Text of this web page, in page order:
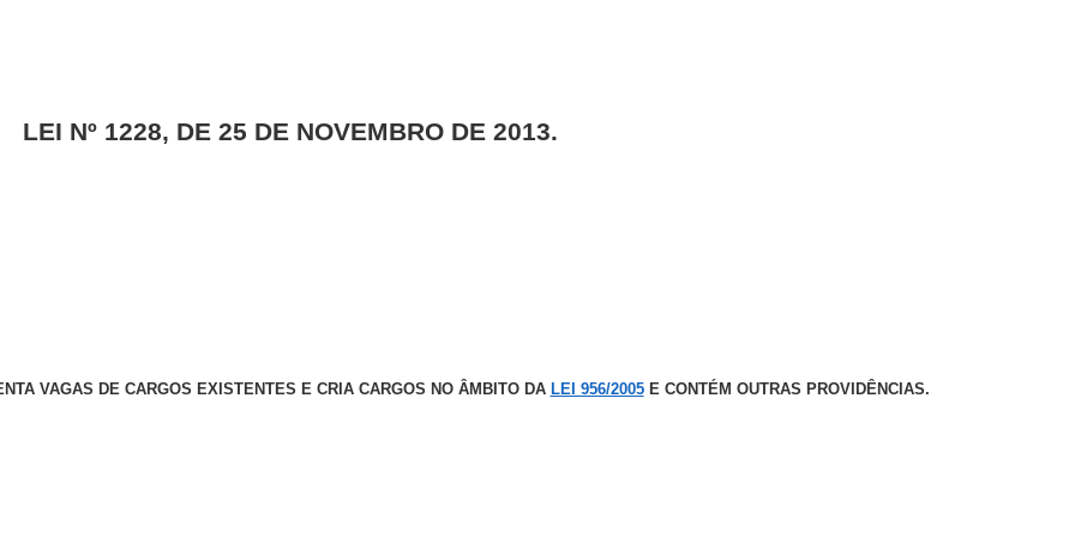
LEI Nº 1228, DE 25 DE NOVEMBRO DE 2013.
VAGAS DE CARGOS EXISTENTES E CRIA CARGOS NO ÂMBITO DA LEI 956/2005E CONTÉM OUTRAS PROVIDÊNCIAS.